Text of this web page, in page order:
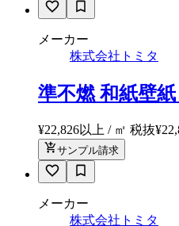
メーカー
株式会社トミタ
準不燃 和紙壁
¥22,826以上 / ㎡ 税抜¥
サンプル請求
メーカー
株式会社トミタ